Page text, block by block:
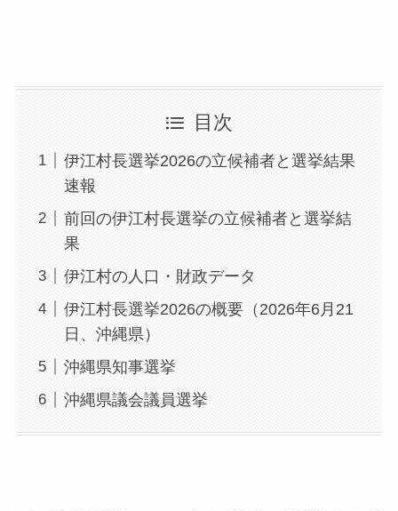
目次
伊江村長選挙2026の立候補者と選挙結果
速報
前回の伊江村長選挙の立候補者と選挙結
果
伊江村の人口・財政データ
伊江村長選挙2026の概要（2026年6月21
日、沖縄県）
沖縄県知事選挙
沖縄県議会議員選挙